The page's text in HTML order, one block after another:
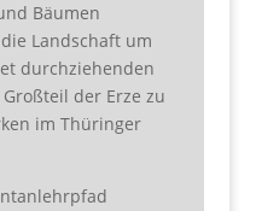
Bäumen
Landschaft um
durchziehenden
der Erze zu
im Thüringer